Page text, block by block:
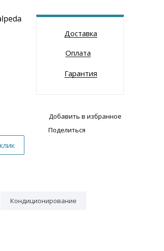
Доставка
Оплата
Гарантия
Добавить в избранное
Поделиться
Кондиционирование